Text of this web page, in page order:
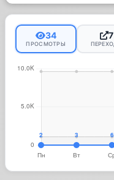
34
ПРОСМОТРЫ
7